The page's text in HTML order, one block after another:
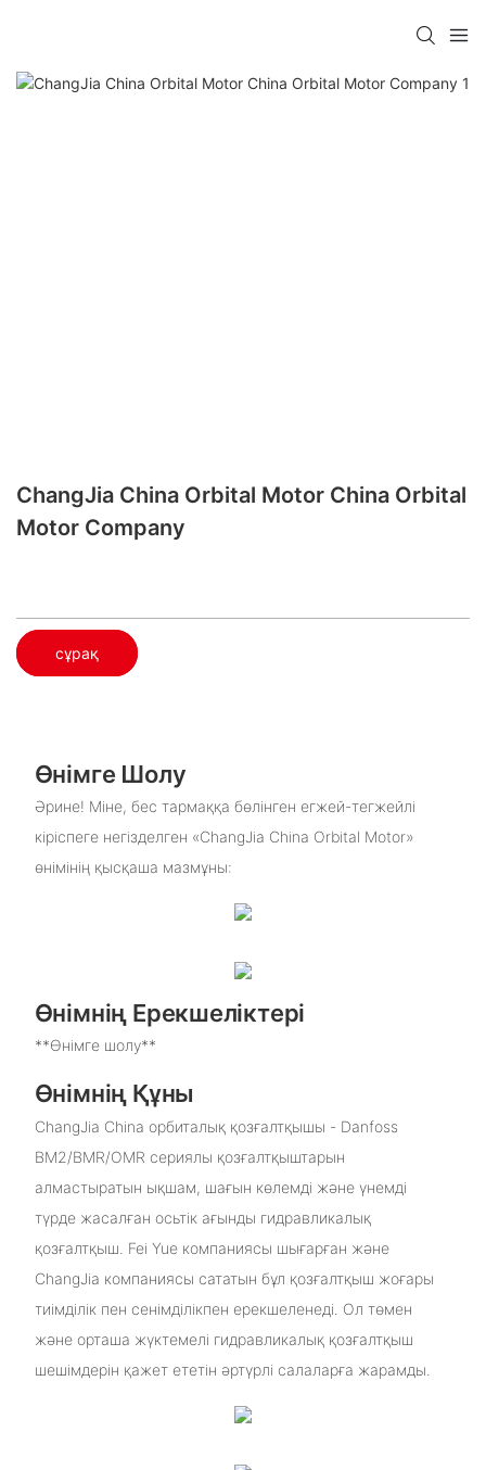
ChangJia China Orbital Motor China Orbital
Motor Company
сұрақ
Өнімге Шолу
Әрине! Міне, бес тармаққа бөлінген егжей-тегжейлі
кіріспеге негізделген «ChangJia China Orbital Motor»
өнімінің қысқаша мазмұны:
Өнімнің Ерекшеліктері
**Өнімге шолу**
Өнімнің Құны
ChangJia China орбиталық қозғалтқышы - Danfoss
BM2/BMR/OMR сериялы қозғалтқыштарын
алмастыратын ықшам, шағын көлемді және үнемді
түрде жасалған осьтік ағынды гидравликалық
қозғалтқыш. Fei Yue компаниясы шығарған және
ChangJia компаниясы сататын бұл қозғалтқыш жоғары
тиімділік пен сенімділікпен ерекшеленеді. Ол төмен
және орташа жүктемелі гидравликалық қозғалтқыш
шешімдерін қажет ететін әртүрлі салаларға жарамды.